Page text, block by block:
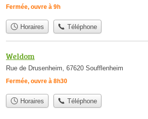
Fermée, ouvre à 9h
Horaires Téléphone
Weldom
Rue de Drusenheim, 67620 Soufflenheim
Fermée, ouvre à 8h30
Horaires Téléphone